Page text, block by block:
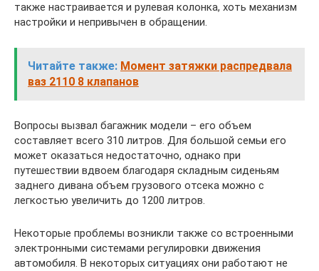
также настраивается и рулевая колонка, хоть механизм
настройки и непривычен в обращении.
Читайте также: Момент затяжки распредвала
ваз 2110 8 клапанов
Вопросы вызвал багажник модели – его объем
составляет всего 310 литров. Для большой семьи его
может оказаться недостаточно, однако при
путешествии вдвоем благодаря складным сиденьям
заднего дивана объем грузового отсека можно с
легкостью увеличить до 1200 литров.
Некоторые проблемы возникли также со встроенными
электронными системами регулировки движения
автомобиля. В некоторых ситуациях они работают не